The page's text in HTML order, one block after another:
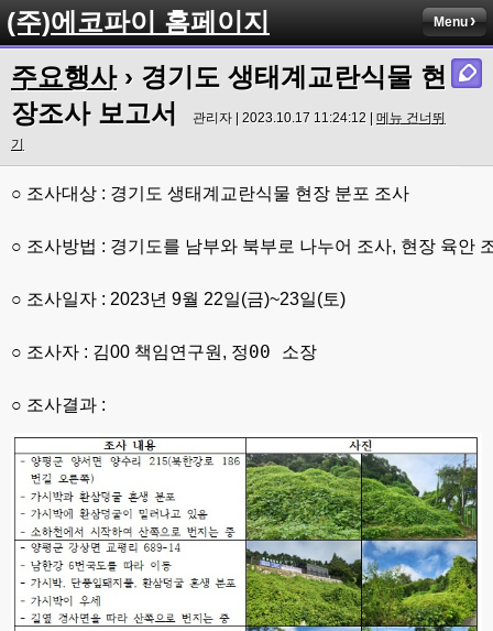
(주)에코파이 홈페이지 Menu
주요행사› 경기도 생태계교란식물 현
장조사 보고서
관리자 | 2023.10.17 11:24:12 | 메뉴 건너뛰
기
○ 조사대상 : 경기도 생태계교란식물 현장 분포 조사
○ 조사방법 : 경기도를 남부와 북부로 나누어 조사, 현장 육안
○ 조사일자 : 2023년 9월 22일(금)~23일(토)
○ 조사자 : 김00 책임연구원, 정00 소장
○ 조사결과 :